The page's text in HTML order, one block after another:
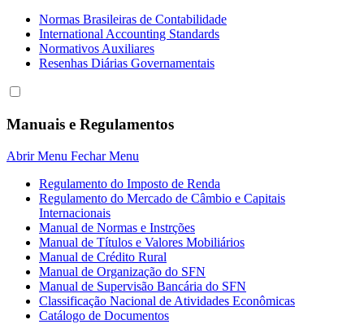
Normas Brasileiras de Contabilidade
International Accounting Standards
Normativos Auxiliares
Resenhas Diárias Governamentais
Manuais e Regulamentos
Abrir Menu Fechar Menu
Regulamento do Imposto de Renda
Regulamento do Mercado de Câmbio e Capitais
Internacionais
Manual de Normas e Instrções
Manual de Títulos e Valores Mobiliários
Manual de Crédito Rural
Manual de Organização do SFN
Manual de Supervisão Bancária do SFN
Classificação Nacional de Atividades Econômicas
Catálogo de Documentos